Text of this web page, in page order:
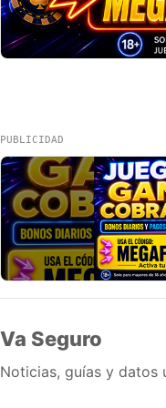
PUBLICIDAD
Va Seguro
Noticias, guías y datos